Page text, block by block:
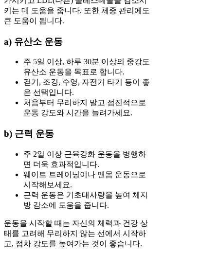
키는 데 도움을 줍니다. 또한 체중 관리에도
큰 도움이 됩니다.
a) 유산소 운동
주 5일 이상, 하루 30분 이상의 중강도
유산소 운동을 목표로 합니다.
걷기, 조깅, 수영, 자전거 타기 등이 좋
은 선택입니다.
처음부터 무리하지 말고 점진적으로
운동 강도와 시간을 늘려가세요.
b) 근력 운동
주 2일 이상 근육강화 운동을 병행하
면 더욱 효과적입니다.
웨이트 트레이닝이나 맨몸 운동으로
시작해보세요.
근력 운동은 기초대사량을 높여 체지
방 감소에 도움을 줍니다.
운동을 시작할 때는 자신의 체력과 건강 상
태를 고려해 무리하지 않는 선에서 시작하
고, 점차 강도를 높여가는 것이 좋습니다.